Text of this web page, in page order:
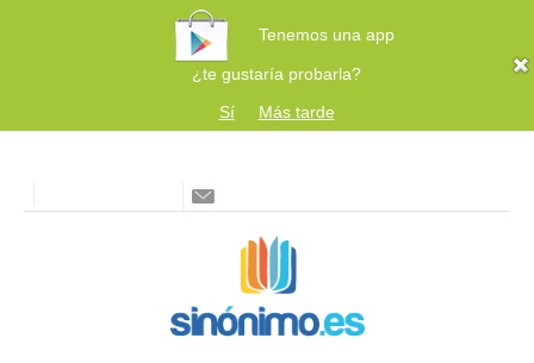
Tenemos una app
¿te gustaría probarla?
Sí
Más tarde